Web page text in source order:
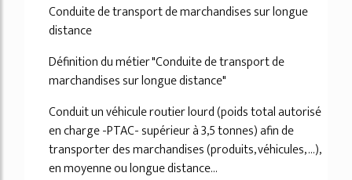
Conduite de transport de marchandises sur longue
distance
Définition du métier "Conduite de transport de
marchandises sur longue distance"
Conduit un véhicule routier lourd (poids total autorisé
en charge -PTAC- supérieur à 3,5 tonnes) afin de
transporter des marchandises (produits, véhicules, ...),
en moyenne ou longue distance...